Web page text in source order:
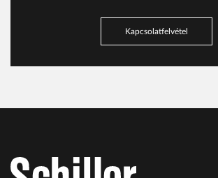
Kapcsolatfelvétel